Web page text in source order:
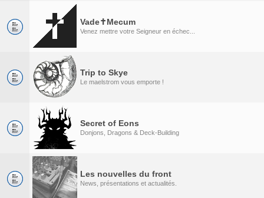
Vade✝Mecum
Venez mettre votre Seigneur en échec...
Trip to Skye
Le maelstrom vous emporte !
Secret of Eons
Donjons, Dragons & Deck-Building
Les nouvelles du front
News, présentations et actualités.